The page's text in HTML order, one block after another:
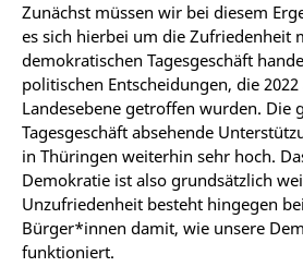
Zunächst müssen wir bei diesem
es sich hierbei um die Zufriedenheit
demokratischen Tagesgeschäft
politischen Entscheidungen, die
Landesebene getroffen wurden. Die
Tagesgeschäft absehende
in Thüringen weiterhin sehr hoch.
Demokratie ist also grundsätzlich
Unzufriedenheit besteht hingegen
Bürger*innen damit, wie unsere
funktioniert.